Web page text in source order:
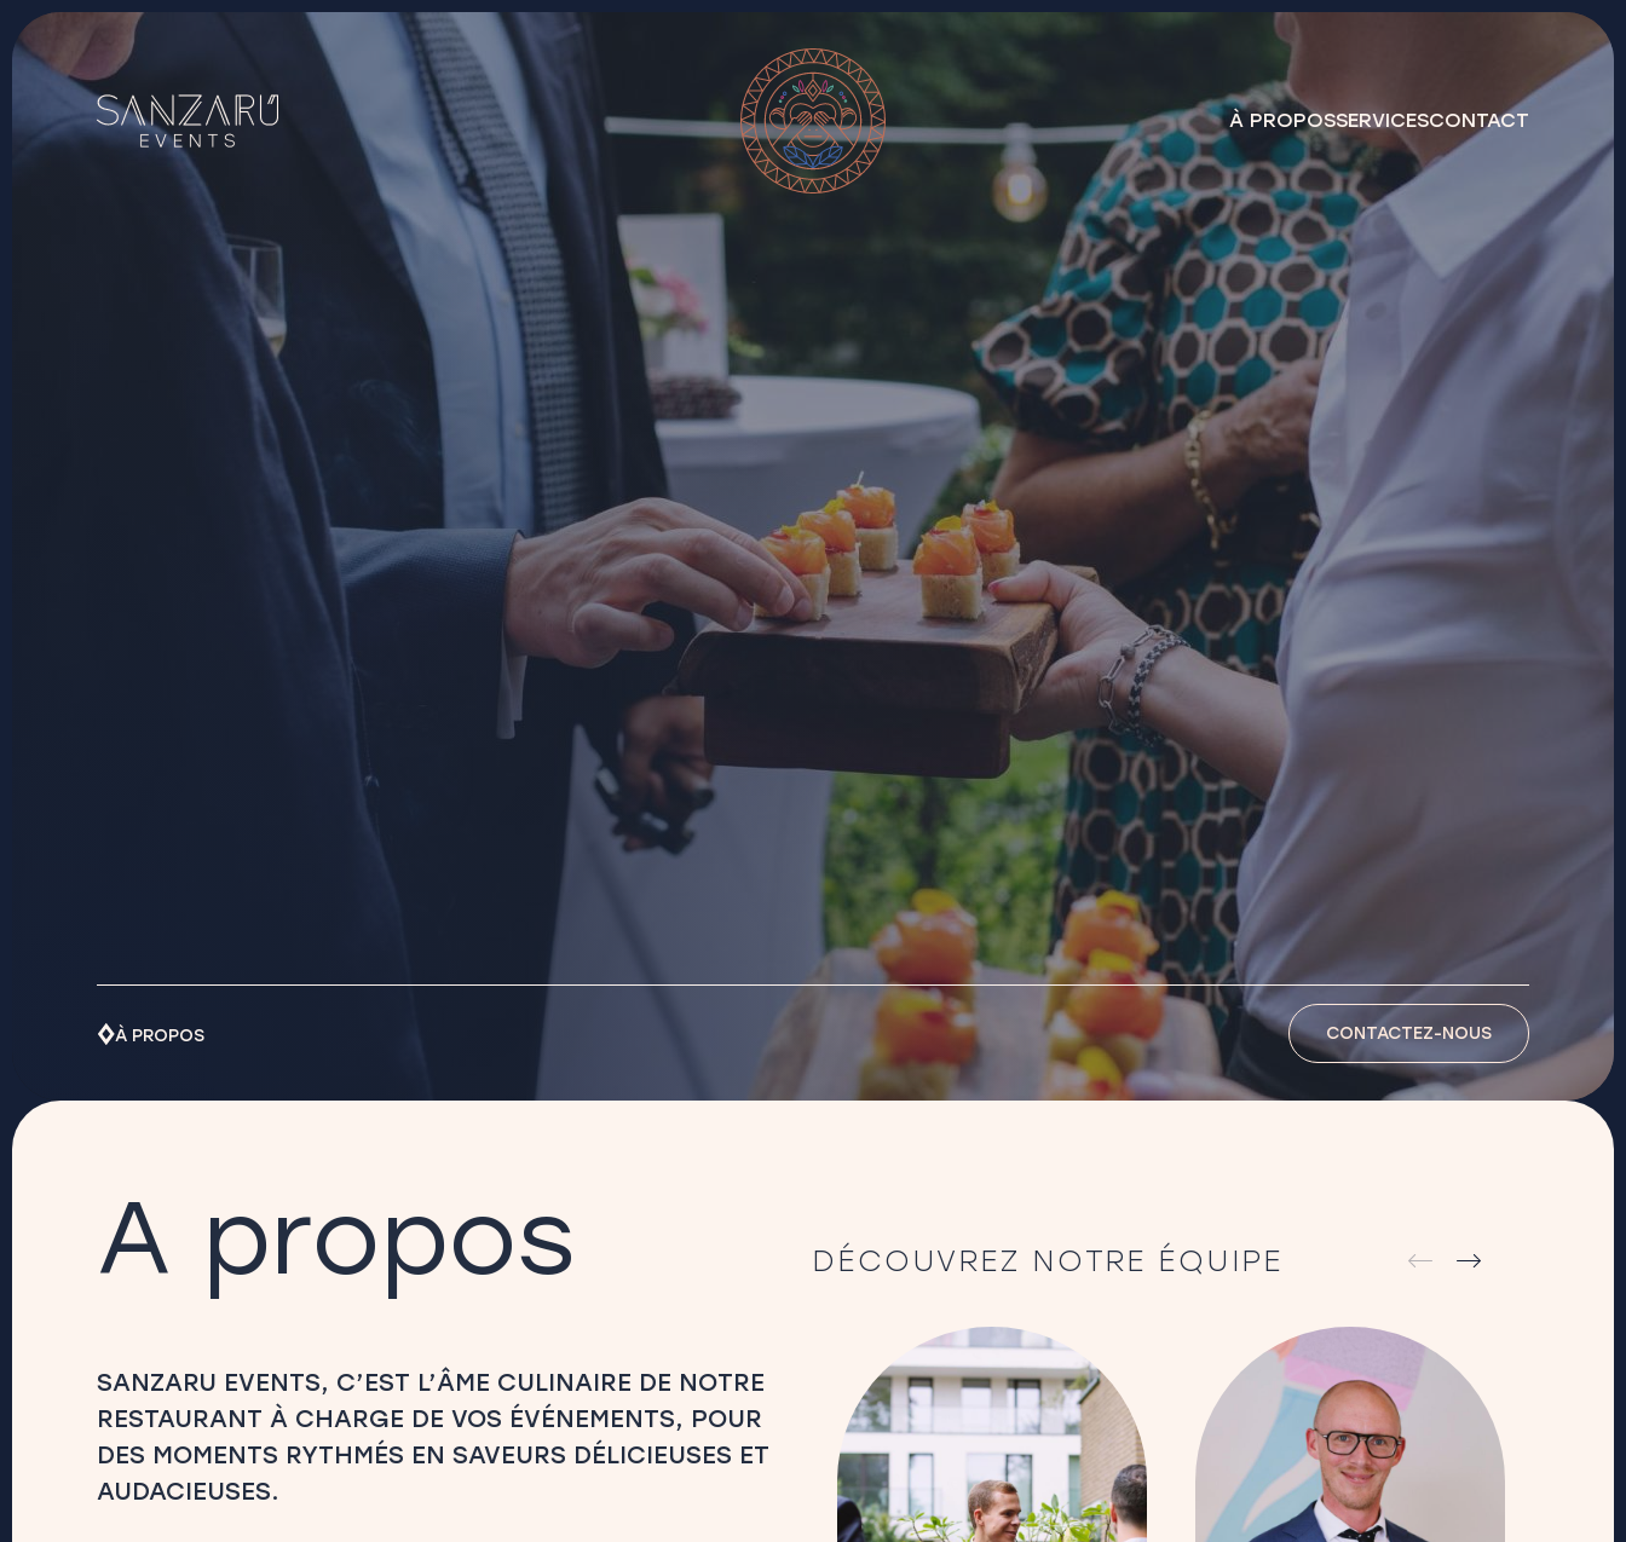
À PROPOSSERVICESCONTACT
À PROPOS CONTACTEZ-NOUS
A propos
SANZARU EVENTS, C’EST L’ÂME CULINAIRE DE NOTRE
RESTAURANT À CHARGE DE VOS ÉVÉNEMENTS, POUR
DES MOMENTS RYTHMÉS EN SAVEURS DÉLICIEUSES ET
AUDACIEUSES.
DÉCOUVREZ NOTRE ÉQUIPE